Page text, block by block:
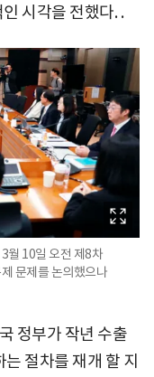
시각을 전했다. .
월 10일 오전 제8차
문제를 논의했으나
정부가 작년 수출
절차를 재개 할 지